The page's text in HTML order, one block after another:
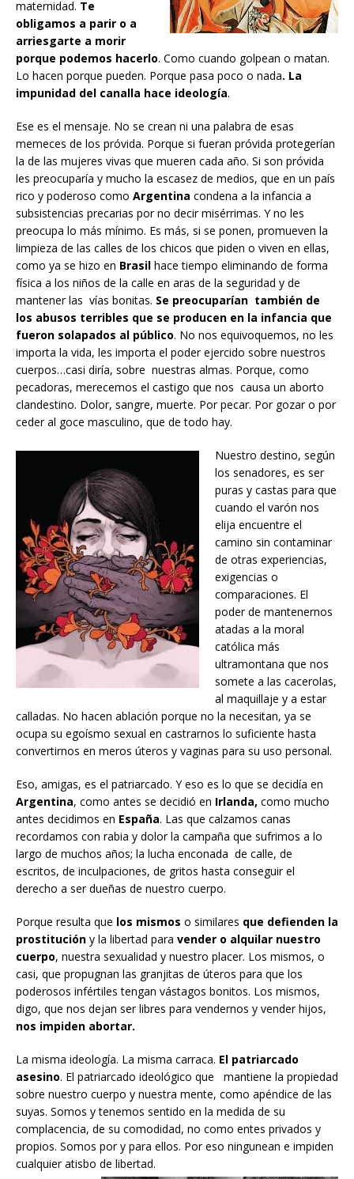
maternidad. Te
obligamos a parir o a
arriesgarte a morir
porque podemos hacerlo. Como cuando golpean o matan.
Lo hacen porque pueden. Porque pasa poco o nada. La
impunidad del canalla hace ideología.
Ese es el mensaje. No se crean ni una palabra de esas
memeces de los próvida. Porque si fueran próvida protegerían
la de las mujeres vivas que mueren cada año. Si son próvida
les preocuparía y mucho la escasez de medios, que en un país
rico y poderoso como Argentina condena a la infancia a
subsistencias precarias por no decir misérrimas. Y no les
preocupa lo más mínimo. Es más, si se ponen, promueven la
limpieza de las calles de los chicos que piden o viven en ellas,
como ya se hizo en Brasil hace tiempo eliminando de forma
física a los niños de la calle en aras de la seguridad y de
mantener las vías bonitas. Se preocuparían también de
los abusos terribles que se producen en la infancia que
fueron solapados al público. No nos equivoquemos, no les
importa la vida, les importa el poder ejercido sobre nuestros
cuerpos…casi diría, sobre nuestras almas. Porque, como
pecadoras, merecemos el castigo que nos causa un aborto
clandestino. Dolor, sangre, muerte. Por pecar. Por gozar o por
ceder al goce masculino, que de todo hay.
Nuestro destino, según
los senadores, es ser
puras y castas para que
cuando el varón nos
elija encuentre el
camino sin contaminar
de otras experiencias,
exigencias o
comparaciones. El
poder de mantenernos
atadas a la moral
católica más
ultramontana que nos
somete a las cacerolas,
al maquillaje y a estar
calladas. No hacen ablación porque no la necesitan, ya se
ocupa su egoísmo sexual en castrarnos lo suficiente hasta
convertirnos en meros úteros y vaginas para su uso personal.
Eso, amigas, es el patriarcado. Y eso es lo que se decidía en
Argentina, como antes se decidió en Irlanda, como mucho
antes decidimos en España. Las que calzamos canas
recordamos con rabia y dolor la campaña que sufrimos a lo
largo de muchos años; la lucha enconada de calle, de
escritos, de inculpaciones, de gritos hasta conseguir el
derecho a ser dueñas de nuestro cuerpo.
Porque resulta que los mismos o similares que defienden la
prostitución y la libertad para vender o alquilar nuestro
cuerpo, nuestra sexualidad y nuestro placer. Los mismos, o
casi, que propugnan las granjitas de úteros para que los
poderosos infértiles tengan vástagos bonitos. Los mismos,
digo, que nos dejan ser libres para vendernos y vender hijos,
nos impiden abortar.
La misma ideología. La misma carraca. El patriarcado
asesino. El patriarcado ideológico que mantiene la propiedad
sobre nuestro cuerpo y nuestra mente, como apéndice de las
suyas. Somos y tenemos sentido en la medida de su
complacencia, de su comodidad, no como entes privados y
propios. Somos por y para ellos. Por eso ningunean e impiden
cualquier atisbo de libertad.